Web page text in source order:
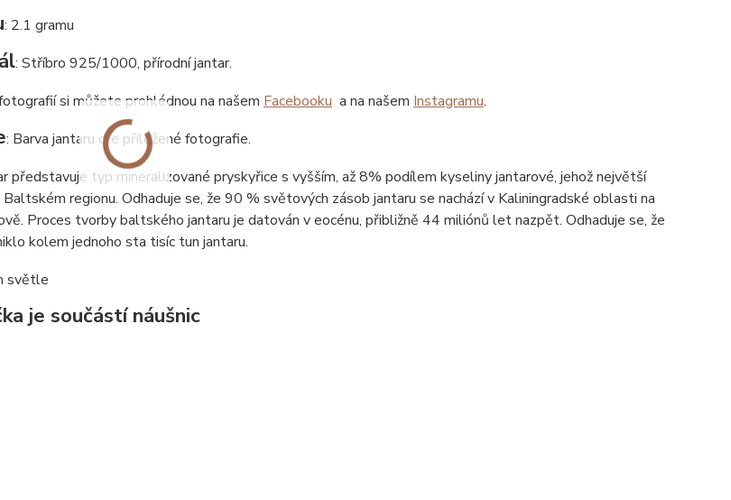
: 2.1 gramu
: Stříbro 925/1000, přírodní jantar.
si můžete prohlédnou na našem Facebooku a na našem Instagramu.
: Barva jantaru dle přiložené fotografie.
představuje typ mineralizované pryskyřice s vyšším, až 8% podílem kyseliny jantarové, jehož největší
regionu. Odhaduje se, že 90 % světových zásob jantaru se nachází v Kaliningradské oblasti na
Proces tvorby baltského jantaru je datován v eocénu, přibližně 44 miliónů let nazpět. Odhaduje se, že
kolem jednoho sta tisíc tun jantaru.
světle
je součástí náušnic